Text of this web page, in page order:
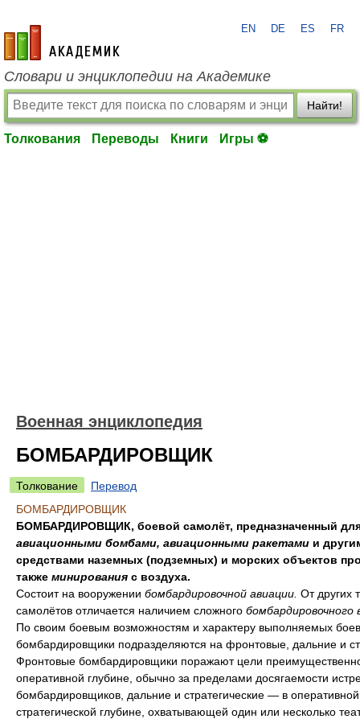
academic.ru
EN DE ES FR
Словари и энциклопедии на Академике
Найти!
Толкования Переводы Книги Игры ⚽
Военная энциклопедия
БОМБАРДИРОВЩИК
Толкование
Перевод
БОМБАРДИРОВЩИК
БОМБАРДИРОВЩИК, боевой самолёт, предназначенный
авиационными бомбами, авиационными ракетами и
средствами наземных (подземных) и морских объектов
также минирования с воздуха.
Состоит на вооружении бомбардировочной авиации. От других
самолётов отличается наличием сложного бомбардировочного
По своим боевым возможностям и характеру выполняемых
бомбардировщики подразделяются на фронтовые, дальние и
Фронтовые бомбардировщики поражают цели
оперативной глубине, обычно за пределами досягаемости
бомбардировщиков, дальние и стратегические — в
стратегической глубине, охватывающей один или несколько